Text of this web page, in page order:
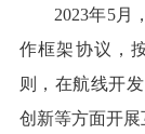
2023年5月，
作框架协议，
则，在航线开
创新等方面开展